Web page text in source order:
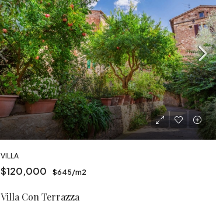
VILLA
$120,000 $645/m2
Villa Con Terrazza
$235,000
Via del Pionta 33, 52100